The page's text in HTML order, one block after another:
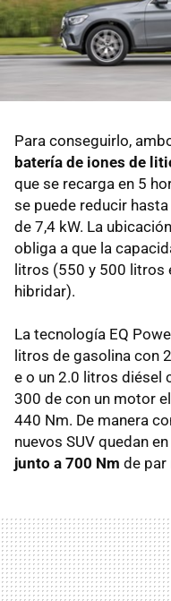
Para conseguirlo,
batería de iones de
que se recarga en 5
se puede reducir
de 7,4 kW. La
obliga a que la
litros (550 y 500 litros
hibridar).
La tecnología EQ
litros de gasolina con
e o un 2.0 litros diésel
300 de con un motor
440 Nm. De manera
nuevos SUV quedan en
junto a 700 Nm de par